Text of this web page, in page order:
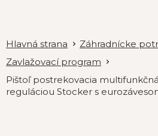
Záhradnícke
Zavlažovací program
Pištoľ postrekovacia
reguláciou Stocker s